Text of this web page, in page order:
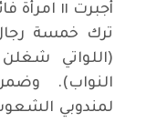
أُجبرت ١١
ترك خمسة
النواب).